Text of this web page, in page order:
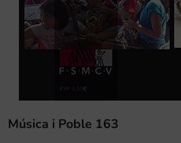
Música i Poble 163